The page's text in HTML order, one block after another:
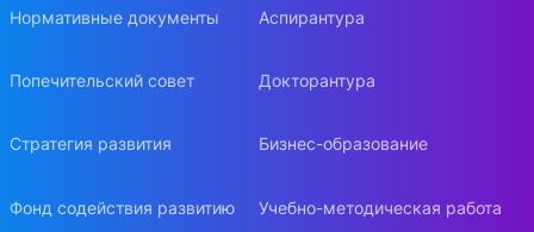
Нормативные документы
Попечительский совет
Стратегия развития
Фонд содействия развитию
Аспирантура
Докторантура
Бизнес-образование
Учебно-методическая работа